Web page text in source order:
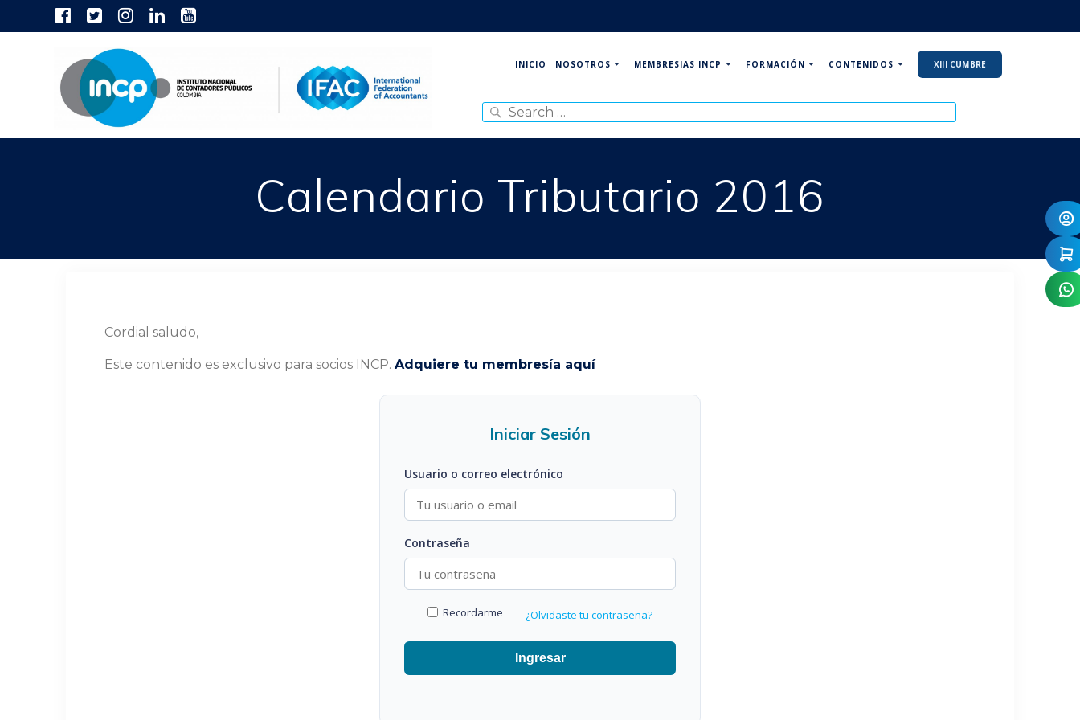
INICIO NOSOTROS MEMBRESIAS INCP FORMACIÓN CONTENIDOS XIII CUMBRE
for:
Calendario Tributario 2016
Cordial saludo,
Este contenido es exclusivo para socios INCP.Adquiere tu membresía aquí
Iniciar Sesión
Usuario o correo electrónico
Contraseña
Recordarme ¿Olvidaste tu contraseña?
Ingresar